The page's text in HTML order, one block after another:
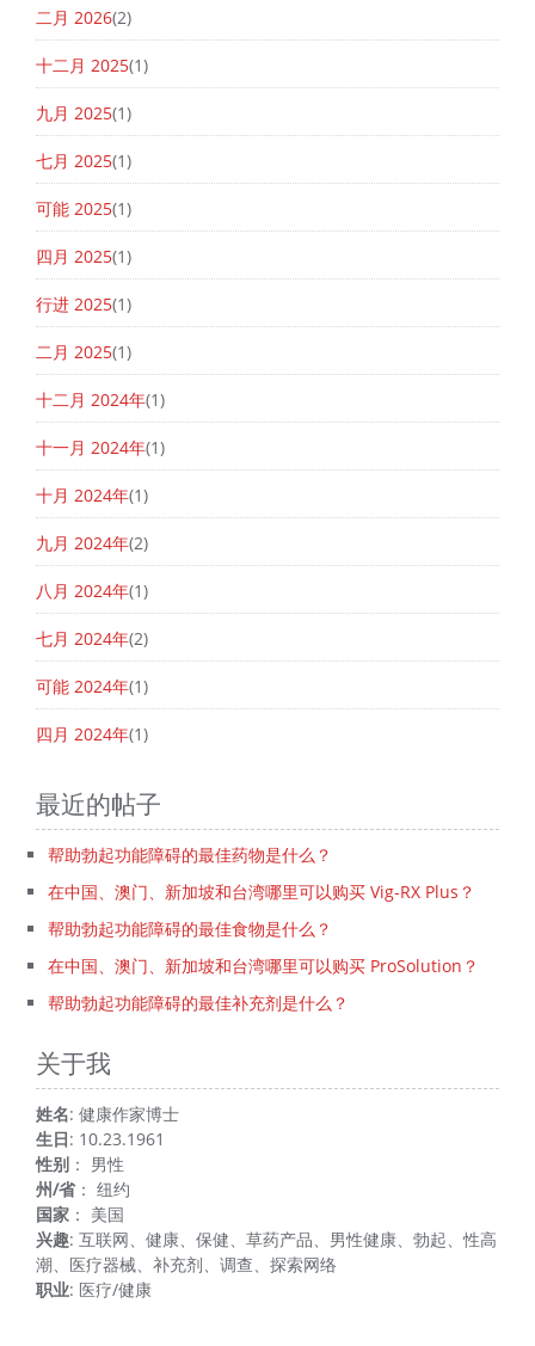
二月 2026(2)
十二月 2025(1)
九月 2025(1)
七月 2025(1)
可能 2025(1)
四月 2025(1)
行进 2025(1)
二月 2025(1)
十二月 2024年(1)
十一月 2024年(1)
十月 2024年(1)
九月 2024年(2)
八月 2024年(1)
七月 2024年(2)
可能 2024年(1)
四月 2024年(1)
最近的帖子
帮助勃起功能障碍的最佳药物是什么？
在中国、澳门、新加坡和台湾哪里可以购买 Vig-RX Plus？
帮助勃起功能障碍的最佳食物是什么？
在中国、澳门、新加坡和台湾哪里可以购买 ProSolution？
帮助勃起功能障碍的最佳补充剂是什么？
关于我
姓名: 健康作家博士
生日: 10.23.1961
性别 ： 男性
州/省： 纽约
国家 ： 美国
兴趣: 互联网、健康、保健、草药产品、男性健康、勃起、性高
潮、医疗器械、补充剂、调查、探索网络
职业: 医疗/健康